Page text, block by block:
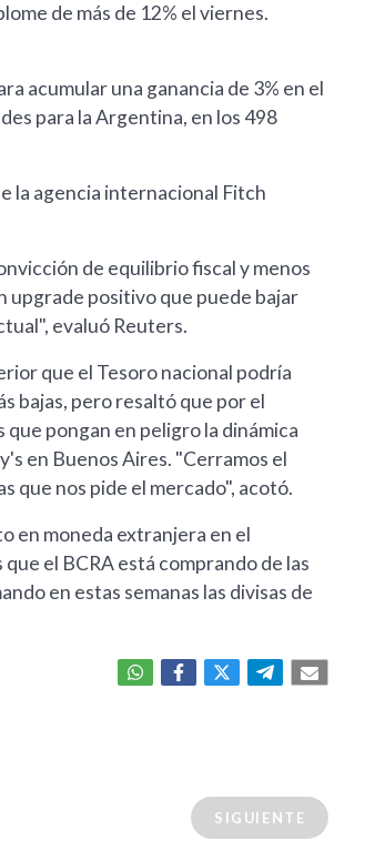
de más de 12% el viernes.
acumular una ganancia de 3% en el
para la Argentina, en los 498
la agencia internacional Fitch
de equilibrio fiscal y menos
upgrade positivo que puede bajar
evaluó Reuters.
que el Tesoro nacional podría
bajas, pero resaltó que por el
pongan en peligro la dinámica
en Buenos Aires. "Cerramos el
que nos pide el mercado", acotó.
en moneda extranjera en el
el BCRA está comprando de las
en estas semanas las divisas de
SIGUIENTE